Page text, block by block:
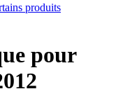
produits
pour